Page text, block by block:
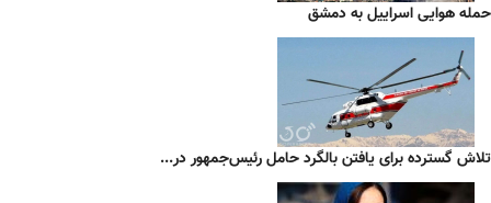
حمله هوایی اسراییل به دمشق
تلاش گسترده برای یافتن بالگرد حامل رئیس‌جمهور در...